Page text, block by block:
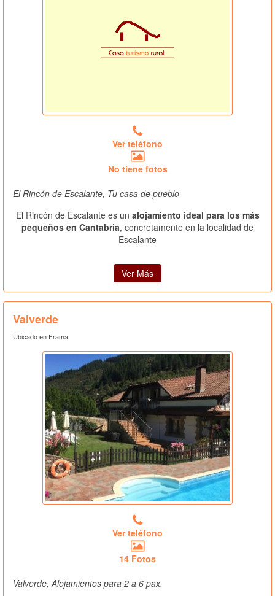
Ver teléfono
No tiene fotos
El Rincón de Escalante, Tu casa de pueblo
El Rincón de Escalante es un alojamiento ideal para los más
pequeños en Cantabria, concretamente en la localidad de
Escalante
Ver Más
Valverde
Ubicado en Frama
Ver teléfono
14 Fotos
Valverde, Alojamientos para 2 a 6 pax.